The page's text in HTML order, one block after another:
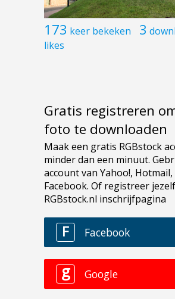
173 keer bekeken 3
likes
Gratis registreren
foto te downloaden